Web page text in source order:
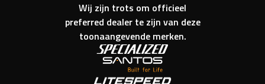
Wij zijn trots om officieel
preferred dealer te zijn van deze
toonaangevende merken.